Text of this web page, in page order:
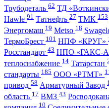
Трубодеталь 62 ТД
Hawle 91 Татнефть 27 ТМК 153
Энергомаш 19 Metso 18
ТермоБрест 101 НПФ «КРУГ»
Росстандарт 43 НПО «ГАКС-
теплоснабжение 14 Татарстан
стандарты 185 ООО «РТМТ»
привод 58 Арматурный Завод
область 17 ВМЗ 43
10